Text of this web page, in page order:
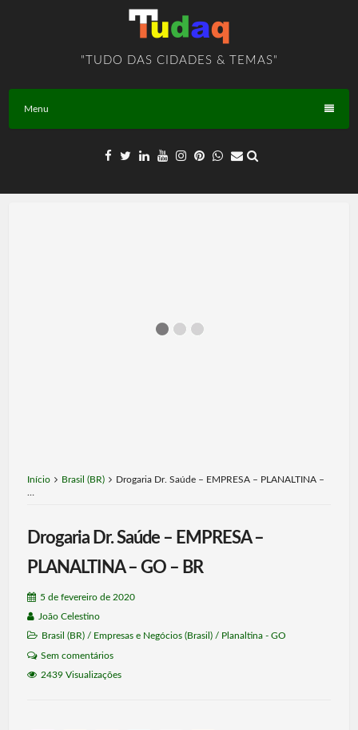
"TUDO DAS CIDADES & TEMAS"
Menu
Início Brasil (BR)
Drogaria Dr. Saúde – EMPRESA – PLANALTINA –
Drogaria Dr. Saúde – EMPRESA –
PLANALTINA – GO – BR
5 de fevereiro de 2020
João Celestino
Brasil (BR)/ Empresas e Negócios (Brasil)/ Planaltina - GO
Sem comentários
2439 Visualizações